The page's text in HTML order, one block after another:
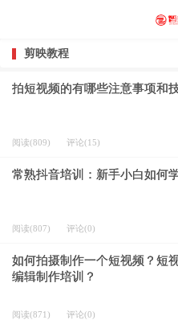
剪映教程
拍短视频的有哪些注意事项和
阅读(809) 评论(15)
常熟抖音培训：新手小白如何
阅读(807) 评论(0)
如何拍摄制作一个短视频？短
编辑制作培训？
阅读(871) 评论(0)